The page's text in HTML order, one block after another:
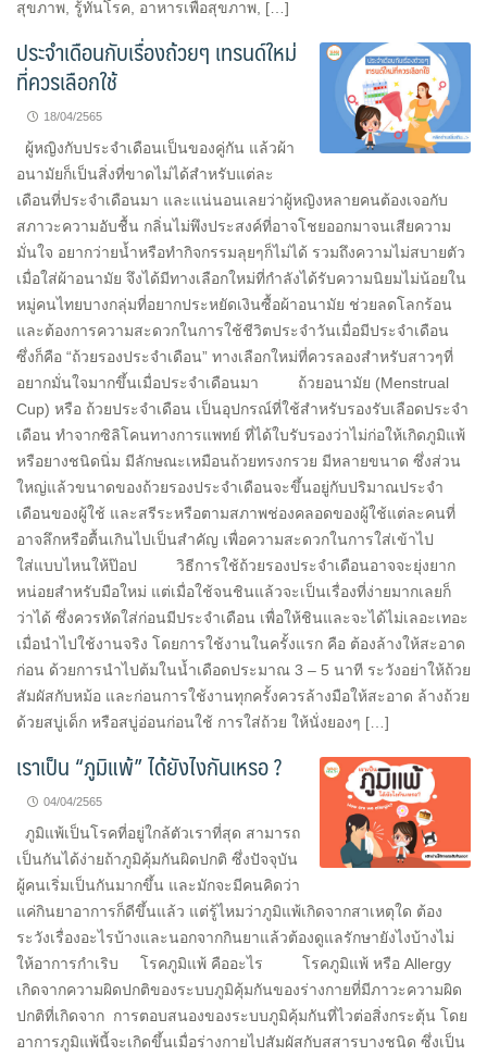
สุขภาพ, รู้ทันโรค, อาหารเพื่อสุขภาพ, […]
ประจำเดือนกับเรื่องถ้วยๆ เทรนด์ใหม่
ที่ควรเลือกใช้
18/04/2565
ผู้หญิงกับประจำเดือนเป็นของคู่กัน แล้วผ้า
อนามัยก็เป็นสิ่งที่ขาดไม่ได้สำหรับแต่ละ
เดือนที่ประจำเดือนมา และแน่นอนเลยว่าผู้หญิงหลายคนต้องเจอกับ
สภาวะความอับชื้น กลิ่นไม่พึงประสงค์ที่อาจโชยออกมาจนเสียความ
มั่นใจ อยากว่ายน้ำหรือทำกิจกรรมลุยๆก็ไม่ได้ รวมถึงความไม่สบายตัว
เมื่อใส่ผ้าอนามัย จึงได้มีทางเลือกใหม่ที่กำลังได้รับความนิยมไม่น้อยใน
หมู่คนไทยบางกลุ่มที่อยากประหยัดเงินซื้อผ้าอนามัย ช่วยลดโลกร้อน
และต้องการความสะดวกในการใช้ชีวิตประจำวันเมื่อมีประจำเดือน
ซึ่งก็คือ “ถ้วยรองประจำเดือน” ทางเลือกใหม่ที่ควรลองสำหรับสาวๆที่
อยากมั่นใจมากขึ้นเมื่อประจำเดือนมา ถ้วยอนามัย (Menstrual
Cup) หรือ ถ้วยประจำเดือน เป็นอุปกรณ์ที่ใช้สำหรับรองรับเลือดประจำ
เดือน ทำจากซิลิโคนทางการแพทย์ ที่ได้ใบรับรองว่าไม่ก่อให้เกิดภูมิแพ้
หรือยางชนิดนิ่ม มีลักษณะเหมือนถ้วยทรงกรวย มีหลายขนาด ซึ่งส่วน
ใหญ่แล้วขนาดของถ้วยรองประจำเดือนจะขึ้นอยู่กับปริมาณประจำ
เดือนของผู้ใช้ และสรีระหรือตามสภาพช่องคลอดของผู้ใช้แต่ละคนที่
อาจลึกหรือตื้นเกินไปเป็นสำคัญ เพื่อความสะดวกในการใส่เข้าไป
ใส่แบบไหนให้ป๊อป วิธีการใช้ถ้วยรองประจำเดือนอาจจะยุ่งยาก
หน่อยสำหรับมือใหม่ แต่เมื่อใช้จนชินแล้วจะเป็นเรื่องที่ง่ายมากเลยก็
ว่าได้ ซึ่งควรหัดใส่ก่อนมีประจำเดือน เพื่อให้ชินและจะได้ไม่เลอะเทอะ
เมื่อนำไปใช้งานจริง โดยการใช้งานในครั้งแรก คือ ต้องล้างให้สะอาด
ก่อน ด้วยการนำไปต้มในน้ำเดือดประมาณ 3 – 5 นาที ระวังอย่าให้ถ้วย
สัมผัสกับหม้อ และก่อนการใช้งานทุกครั้งควรล้างมือให้สะอาด ล้างถ้วย
ด้วยสบู่เด็ก หรือสบู่อ่อนก่อนใช้ การใส่ถ้วย ให้นั่งยองๆ […]
เราเป็น “ภูมิแพ้” ได้ยังไงกันเหรอ ?
04/04/2565
ภูมิแพ้เป็นโรคที่อยู่ใกล้ตัวเราที่สุด สามารถ
เป็นกันได้ง่ายถ้าภูมิคุ้มกันผิดปกติ ซึ่งปัจจุบัน
ผู้คนเริ่มเป็นกันมากขึ้น และมักจะมีคนคิดว่า
แค่กินยาอาการก็ดีขึ้นแล้ว แต่รู้ไหมว่าภูมิแพ้เกิดจากสาเหตุใด ต้อง
ระวังเรื่องอะไรบ้างและนอกจากกินยาแล้วต้องดูแลรักษายังไงบ้างไม่
ให้อาการกำเริบ โรคภูมิแพ้ คืออะไร โรคภูมิแพ้ หรือ Allergy
เกิดจากความผิดปกติของระบบภูมิคุ้มกันของร่างกายที่มีภาวะความผิด
ปกติที่เกิดจาก การตอบสนองของระบบภูมิคุ้มกันที่ไวต่อสิ่งกระตุ้น โดย
อาการภูมิแพ้นี้จะเกิดขึ้นเมื่อร่างกายไปสัมผัสกับสสารบางชนิด ซึ่งเป็น